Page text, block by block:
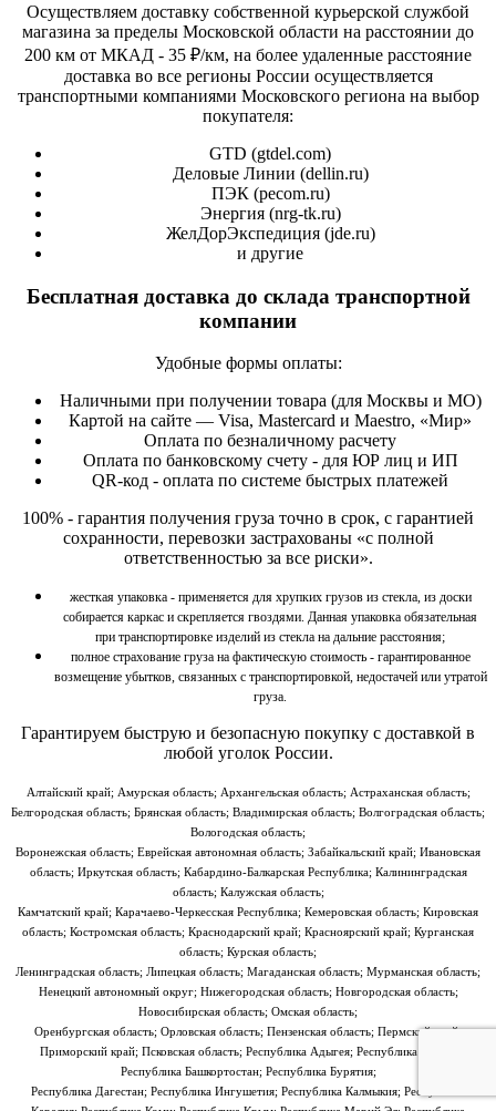
Осуществляем доставку собственной курьерской службой
магазина за пределы Московской области на расстоянии до
200 км от МКАД - 35 ₽/км, на более удаленные расстояние
доставка во все регионы России осуществляется
транспортными компаниями Московского региона на выбор
покупателя:
GTD (gtdel.com)
Деловые Линии (dellin.ru)
ПЭК (pecom.ru)
Энергия (nrg-tk.ru)
ЖелДорЭкспедиция (jde.ru)
и другие
Бесплатная доставка до склада транспортной
компании
Удобные формы оплаты:
Наличными при получении товара (для Москвы и МО)
Картой на сайте — Visa, Mastercard и Maestro, «Мир»
Оплата по безналичному расчету
Оплата по банковскому счету - для ЮР лиц и ИП
QR-код - оплата по системе быстрых платежей
100% - гарантия получения груза точно в срок, с гарантией
сохранности, перевозки застрахованы «с полной
ответственностью за все риски».
жесткая упаковка - применяется для хрупких грузов из стекла, из доски
собирается каркас и скрепляется гвоздями. Данная упаковка обязательная
при транспортировке изделий из стекла на дальние расстояния;
полное страхование груза на фактическую стоимость - гарантированное
возмещение убытков, связанных с транспортировкой, недостачей или утратой
груза.
Гарантируем быструю и безопасную покупку с доставкой в
любой уголок России.
Алтайский край; Амурская область; Архангельская область; Астраханская область;
Белгородская область; Брянская область; Владимирская область; Волгоградская область;
Вологодская область;
Воронежская область; Еврейская автономная область; Забайкальский край; Ивановская
область; Иркутская область; Кабардино-Балкарская Республика; Калининградская
область; Калужская область;
Камчатский край; Карачаево-Черкесская Республика; Кемеровская область; Кировская
область; Костромская область; Краснодарский край; Красноярский край; Курганская
область; Курская область;
Ленинградская область; Липецкая область; Магаданская область; Мурманская область;
Ненецкий автономный округ; Нижегородская область; Новгородская область;
Новосибирская область; Омская область;
Оренбургская область; Орловская область; Пензенская область; Пермский край;
Приморский край; Псковская область; Республика Адыгея; Республика Алтай;
Республика Башкортостан; Республика Бурятия;
Республика Дагестан; Республика Ингушетия; Республика Калмыкия; Республика